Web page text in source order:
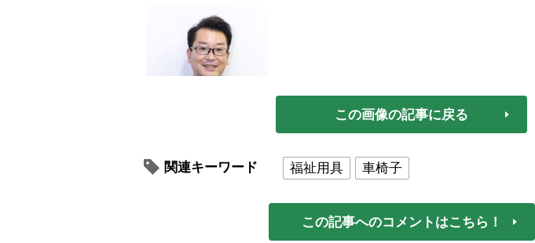
この画像の記事に戻る
関連キーワード 福祉用具 車椅子
この記事へのコメントはこちら！